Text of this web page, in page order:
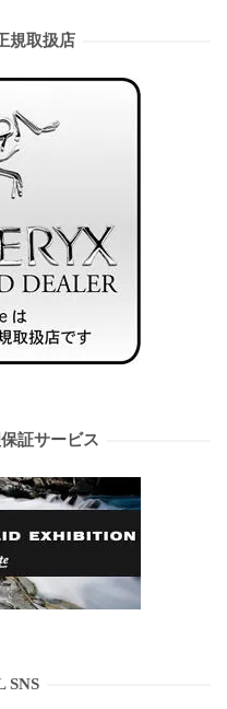
規取扱店
証サービス
SNS